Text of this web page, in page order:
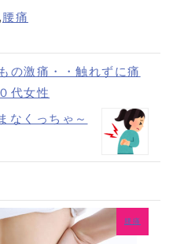
,腰痛
の激痛・・触れずに痛
代女性
なくっちゃ～
腰痛